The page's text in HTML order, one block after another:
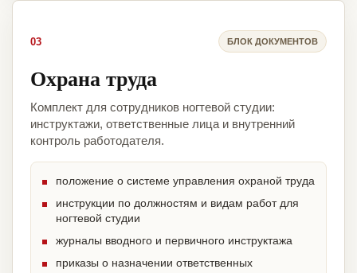
03 БЛОК ДОКУМЕНТОВ
Охрана труда
Комплект для сотрудников ногтевой студии:
инструктажи, ответственные лица и внутренний
контроль работодателя.
положение о системе управления охраной труда
инструкции по должностям и видам работ для
ногтевой студии
журналы вводного и первичного инструктажа
приказы о назначении ответственных